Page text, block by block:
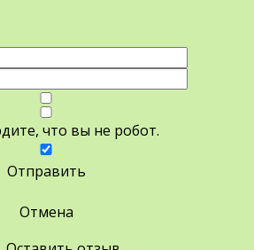
что вы не робот.
Отправить
Отмена